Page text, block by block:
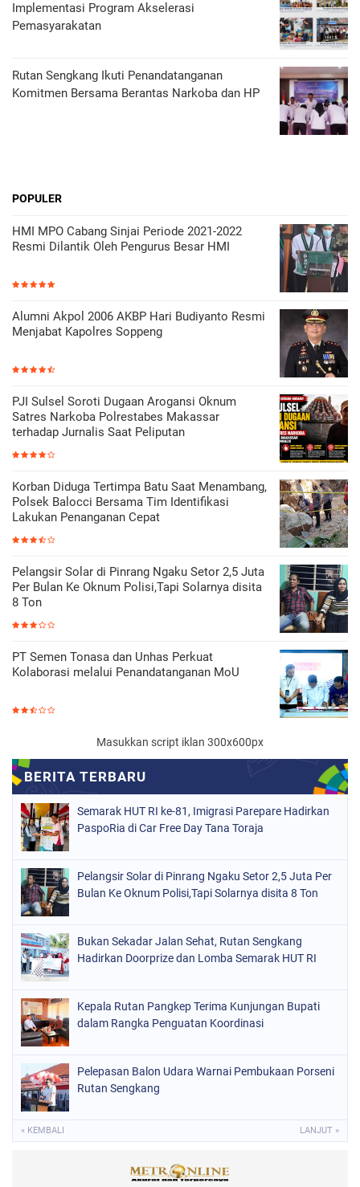
Implementasi Program Akselerasi
Pemasyarakatan
Rutan Sengkang Ikuti Penandatanganan
Komitmen Bersama Berantas Narkoba dan HP
POPULER
HMI MPO Cabang Sinjai Periode 2021-2022
Resmi Dilantik Oleh Pengurus Besar HMI
Alumni Akpol 2006 AKBP Hari Budiyanto Resmi
Menjabat Kapolres Soppeng
PJI Sulsel Soroti Dugaan Arogansi Oknum
Satres Narkoba Polrestabes Makassar
terhadap Jurnalis Saat Peliputan
Korban Diduga Tertimpa Batu Saat Menambang,
Polsek Balocci Bersama Tim Identifikasi
Lakukan Penanganan Cepat
Pelangsir Solar di Pinrang Ngaku Setor 2,5 Juta
Per Bulan Ke Oknum Polisi,Tapi Solarnya disita
8 Ton
PT Semen Tonasa dan Unhas Perkuat
Kolaborasi melalui Penandatanganan MoU
Masukkan script iklan 300x600px
Semarak HUT RI ke-81, Imigrasi Parepare Hadirkan
PaspoRia di Car Free Day Tana Toraja
Pelangsir Solar di Pinrang Ngaku Setor 2,5 Juta Per
Bulan Ke Oknum Polisi,Tapi Solarnya disita 8 Ton
Bukan Sekadar Jalan Sehat, Rutan Sengkang
Hadirkan Doorprize dan Lomba Semarak HUT RI
Kepala Rutan Pangkep Terima Kunjungan Bupati
dalam Rangka Penguatan Koordinasi
Pelepasan Balon Udara Warnai Pembukaan Porseni
Rutan Sengkang
« KEMBALI LANJUT »